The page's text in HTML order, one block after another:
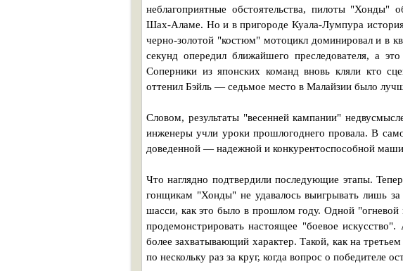
неблагоприятные обстоятельства, пилоты "Хонды"
Шах-Аламе. Но и в пригороде Куала-Лумпура
черно-золотой "костюм" мотоцикл доминировал и в
секунд опередил ближайшего преследователя, а
Соперники из японских команд вновь кляли кто
оттенил Бэйль — седьмое место в Малайзии было
Словом, результаты "весенней кампании"
инженеры учли уроки прошлогоднего провала. В
доведенной — надежной и конкурентоспособной
Что наглядно подтвердили последующие этапы.
гонщикам "Хонды" не удавалось выигрывать лишь
шасси, как это было в прошлом году. Одной
продемонстрировать настоящее "боевое
более захватывающий характер. Такой, как на
по нескольку раз за круг, когда вопрос о победителе